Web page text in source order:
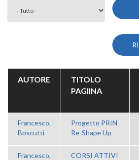
AUTORE
TITOLO
PAGIINA
Francesco,
Boscutti
Progetto PRIN
Re-Shape Up
Francesco,
CORSI ATTIVI